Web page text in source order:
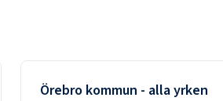
Örebro kommun - alla yrken